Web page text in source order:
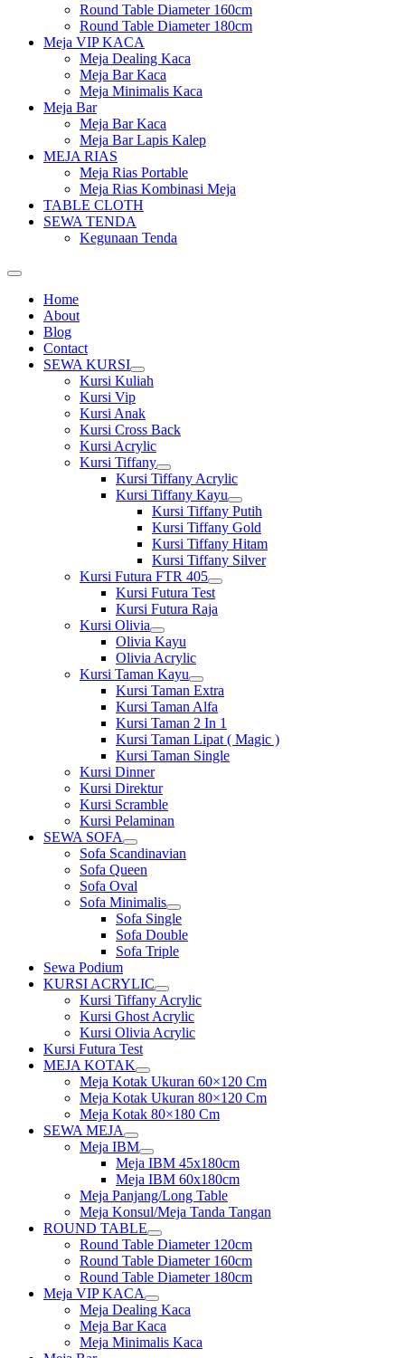
Round Table Diameter 160cm
Round Table Diameter 180cm
Meja VIP KACA
Meja Dealing Kaca
Meja Bar Kaca
Meja Minimalis Kaca
Meja Bar
Meja Bar Kaca
Meja Bar Lapis Kalep
MEJA RIAS
Meja Rias Portable
Meja Rias Kombinasi Meja
TABLE CLOTH
SEWA TENDA
Kegunaan Tenda
Home
About
Blog
Contact
SEWA KURSI
Show
sub
Kursi Kuliah
Kursi Vip
Kursi Anak
Kursi Cross Back
Kursi Acrylic
Kursi Tiffany
Show
sub
menu
Kursi Tiffany Acrylic
Kursi Tiffany Kayu
Show
sub
menu
Kursi Tiffany Putih
Kursi Tiffany Gold
Kursi Tiffany Hitam
Kursi Tiffany Silver
Kursi Futura FTR 405
Show
sub
menu
Kursi Futura Test
Kursi Futura Raja
Kursi Olivia
Show
sub
menu
Olivia Kayu
Olivia Acrylic
Kursi Taman Kayu
Show
sub
menu
Kursi Taman Extra
Kursi Taman Alfa
Kursi Taman 2 In 1
Kursi Taman Lipat ( Magic )
Kursi Taman Single
Kursi Dinner
Kursi Direktur
Kursi Scramble
Kursi Pelaminan
SEWA SOFA
Show
sub
menu
Sofa Scandinavian
Sofa Queen
Sofa Oval
Sofa Minimalis
Show
sub
menu
Sofa Single
Sofa Double
Sofa Triple
Sewa Podium
KURSI ACRYLIC
Show
sub
menu
Kursi Tiffany Acrylic
Kursi Ghost Acrylic
Kursi Olivia Acrylic
Kursi Futura Test
MEJA KOTAK
Show
sub
menu
Meja Kotak Ukuran 60×120 Cm
Meja Kotak Ukuran 80×120 Cm
Meja Kotak 80×180 Cm
SEWA MEJA
Show
sub
menu
Meja IBM
Show
sub
menu
Meja IBM 45x180cm
Meja IBM 60x180cm
Meja Panjang/Long Table
Meja Konsul/Meja Tanda Tangan
ROUND TABLE
Show
sub
menu
Round Table Diameter 120cm
Round Table Diameter 160cm
Round Table Diameter 180cm
Meja VIP KACA
Show
sub
menu
Meja Dealing Kaca
Meja Bar Kaca
Meja Minimalis Kaca